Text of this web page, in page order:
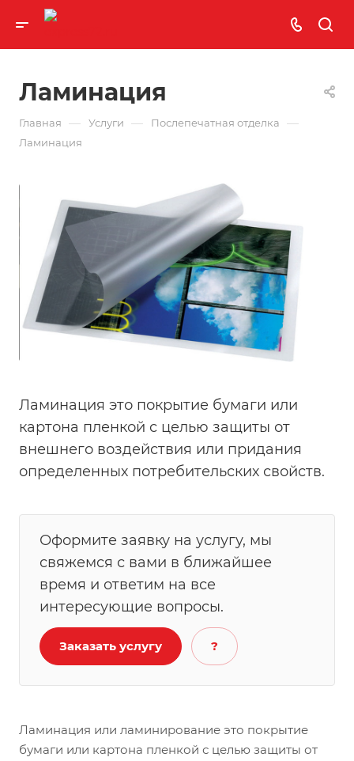
Ламинация
Главная — Услуги — Послепечатная отделка —
Ламинация
Ламинация это покрытие бумаги или
картона пленкой с целью защиты от
внешнего воздействия или придания
определенных потребительских свойств.
Оформите заявку на услугу, мы
свяжемся с вами в ближайшее
время и ответим на все
интересующие вопросы.
Заказать услугу ?
Ламинация или ламинирование это покрытие
бумаги или картона пленкой с целью защиты от